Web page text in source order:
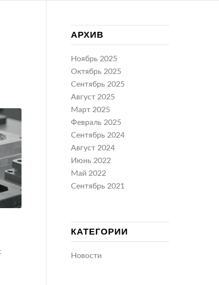
АРХИВ
Ноябрь 2025
Октябрь 2025
Сентябрь 2025
Август 2025
Март 2025
Февраль 2025
Сентябрь 2024
Август 2024
Июнь 2022
Май 2022
Сентябрь 2021
КАТЕГОРИИ
Новости